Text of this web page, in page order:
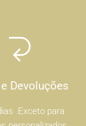
Devoluções
.Exceto para